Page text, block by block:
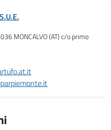
MONCALVO (AT) c/o primo